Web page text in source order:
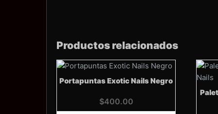
Productos relacionados
Portapuntas Exotic Nails Negro
$400.00